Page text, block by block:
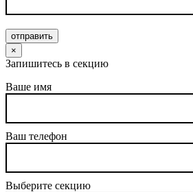
отправить
×
Запишитесь в секцию
Ваше имя
Ваш телефон
Выберите секцию